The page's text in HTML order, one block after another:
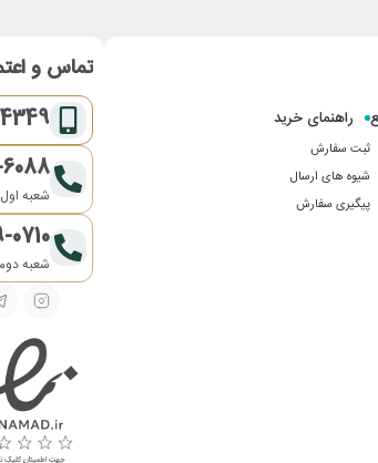
راهنمای خرید
ثبت سفارش
شیوه های ارسال
پیگیری سفارش
تماس و
شعبه
0710
شعبه